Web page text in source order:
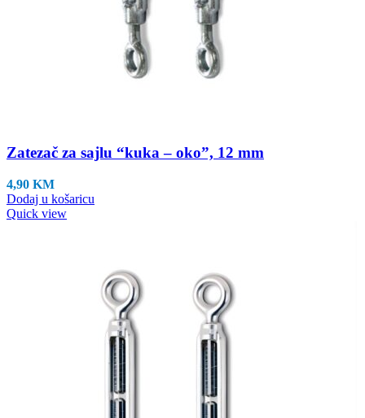
Zatezač za sajlu “kuka – oko”, 12 mm
4,90 KM
Dodaj u košaricu
Quick view